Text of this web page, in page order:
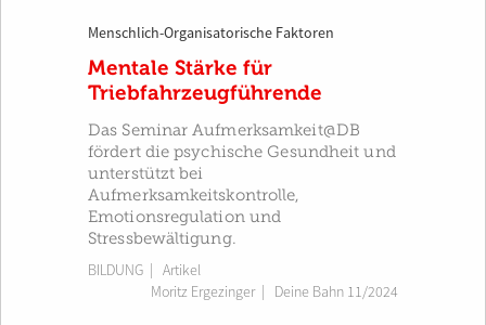
Menschlich-Organisatorische Faktoren
Mentale Stärke für
Triebfahrzeugführende
Das Seminar Aufmerksamkeit@DB
fördert die psychische Gesundheit und
unterstützt bei
Aufmerksamkeitskontrolle,
Emotionsregulation und
Stressbewältigung.
BILDUNG | Artikel
Moritz Ergezinger| Deine Bahn 11/2024